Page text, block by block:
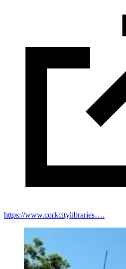
https://www.corkcitylibraries….